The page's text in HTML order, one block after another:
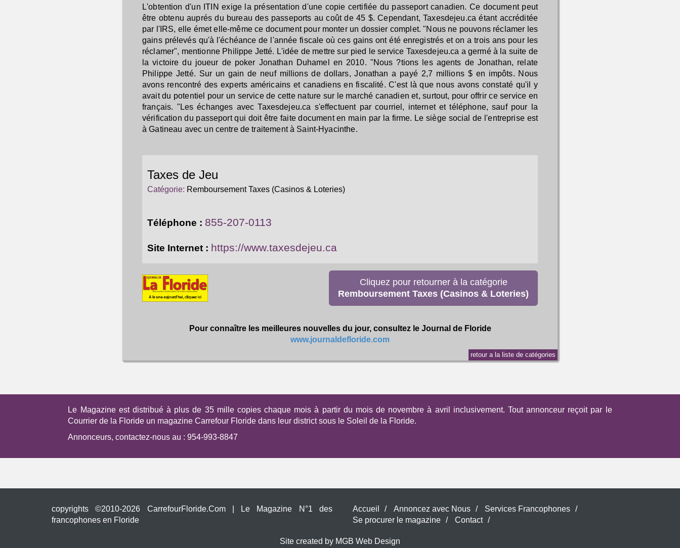
L'obtention d'un ITIN exige la présentation d'une copie certifiée du passeport canadien. Ce document peut
être obtenu auprés du bureau des passeports au coût de 45 $. Cependant, Taxesdejeu.ca étant accréditée
par l'IRS, elle émet elle-même ce document pour monter un dossier complet. "Nous ne pouvons réclamer les
gains prélevés qu'à l'échéance de l'année fiscale où ces gains ont été enregistrés et on a trois ans pour les
réclamer", mentionne Philippe Jetté. L'idée de mettre sur pied le service Taxesdejeu.ca a germé à la suite de
la victoire du joueur de poker Jonathan Duhamel en 2010. "Nous ?tions les agents de Jonathan, relate
Philippe Jetté. Sur un gain de neuf millions de dollars, Jonathan a payé 2,7 millions $ en impôts. Nous
avons rencontré des experts américains et canadiens en fiscalité. C'est là que nous avons constaté qu'il y
avait du potentiel pour un service de cette nature sur le marché canadien et, surtout, pour offrir ce service en
français. "Les échanges avec Taxesdejeu.ca s'effectuent par courriel, internet et téléphone, sauf pour la
vérification du passeport qui doit être faite document en main par la firme. Le siège social de l'entreprise est
à Gatineau avec un centre de traitement à Saint-Hyacinthe.
Taxes de Jeu
Catégorie: Remboursement Taxes (Casinos & Loteries)
Téléphone : 855-207-0113
Site Internet : https://www.taxesdejeu.ca
Cliquez pour retourner à la catégorie
Remboursement Taxes (Casinos & Loteries)
Pour connaître les meilleures nouvelles du jour, consultez le Journal de Floride
www.journaldefloride.com
retour a la liste de catégories
Le Magazine est distribué à plus de 35 mille copies chaque mois à partir du mois de novembre à avril inclusivement. Tout annonceur reçoit par le
Courrier de la Floride un magazine Carrefour Floride dans leur district sous le Soleil de la Floride.
Annonceurs, contactez-nous au :954-993-8847
copyrights ©2010-2026 CarrefourFloride.Com | Le Magazine N°1 des
francophones en Floride
Accueil / Annoncez avec Nous / Services Francophones /
Se procurer le magazine / Contact /
Site created by MGB Web Design